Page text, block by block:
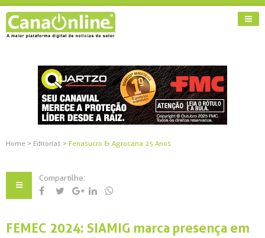
Home > Editorias > Fenasucro & Agrocana 25 Anos
Compartilhe:
FEMEC 2024: SIAMIG marca presença em